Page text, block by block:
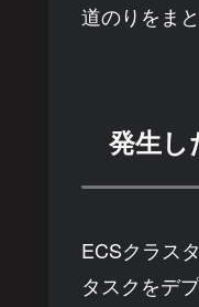
道のりをま
発生し
ECSクラス
タスクをデ